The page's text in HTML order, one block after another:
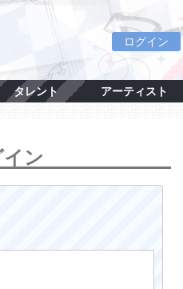
ログイン
タレント アーティスト
イン